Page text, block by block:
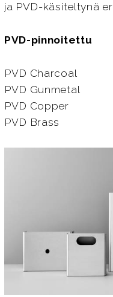
ja PVD-käsiteltynä
PVD-pinnoitettu
PVD Charcoal
PVD Gunmetal
PVD Copper
PVD Brass